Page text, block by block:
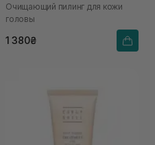
Очищающий пилинг для кожи
головы
1 380₴